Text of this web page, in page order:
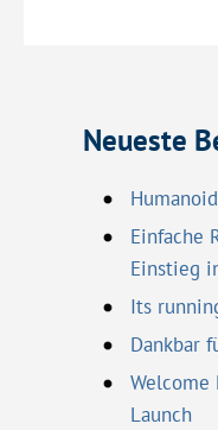
Neueste
Einfache
Einstieg
Its
Dankbar
Welcome
Launch